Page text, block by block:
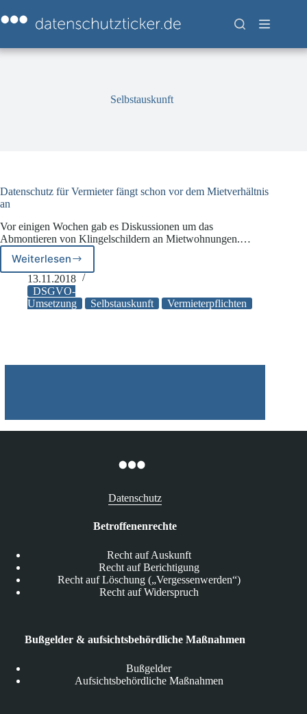
Inhalt
springen
Selbstauskunft
Datenschutz für Vermieter fängt schon vor dem Mietverhältnis
an
Vor einigen Wochen gab es Diskussionen um das
Abmontieren von Klingelschildern an Mietwohnungen.…
WeiterlesenDatenschutz
für
Vermieter
fängt
an
13.11.2018
DSGVO-
Umsetzung
Selbstauskunft Vermieterpflichten
Datenschutz
Betroffenenrechte
Recht auf Auskunft
Recht auf Berichtigung
Recht auf Löschung („Vergessenwerden“)
Recht auf Widerspruch
Bußgelder & aufsichtsbehördliche Maßnahmen
Bußgelder
Aufsichtsbehördliche Maßnahmen